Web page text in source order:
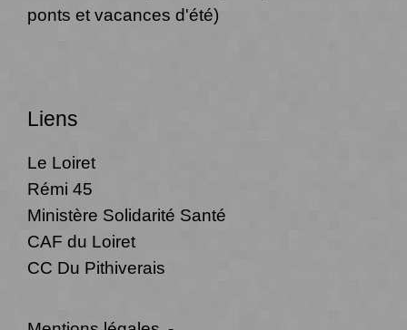
ponts et vacances d'été)
Liens
Le Loiret
Rémi 45
Ministère Solidarité Santé
CAF du Loiret
CC Du Pithiverais